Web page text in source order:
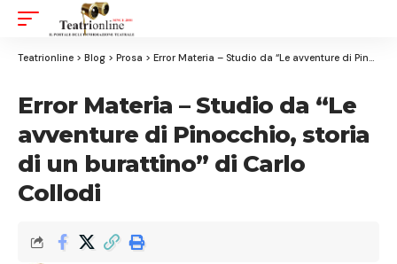
Resizer
Teatrionline > Blog > Prosa > Error Materia – Studio da “Le avventure di Pinocchio, storia di un burattino” di Carlo Collodi
Error Materia – Studio da “Le
avventure di Pinocchio, storia
di un burattino” di Carlo
Collodi